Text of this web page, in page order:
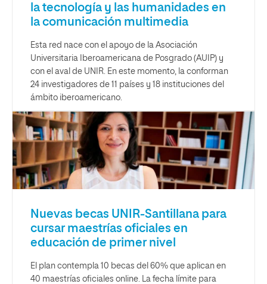
la tecnología y las humanidades en
la comunicación multimedia
Esta red nace con el apoyo de la Asociación
Universitaria Iberoamericana de Posgrado (AUIP) y
con el aval de UNIR. En este momento, la conforman
24 investigadores de 11 países y 18 instituciones del
ámbito iberoamericano.
Nuevas becas UNIR-Santillana para
cursar maestrías oficiales en
educación de primer nivel
El plan contempla 10 becas del 60% que aplican en
40 maestrías oficiales online. La fecha límite para